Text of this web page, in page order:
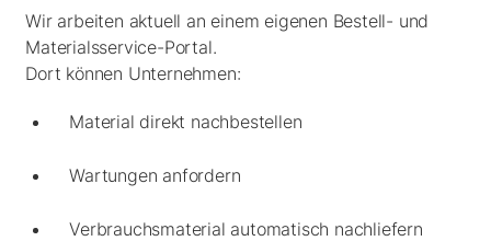
Wir arbeiten aktuell an einem eigenen Bestell- und
Materialsservice-Portal.
Dort können Unternehmen:
Material direkt nachbestellen
Wartungen anfordern
Verbrauchsmaterial automatisch nachliefern